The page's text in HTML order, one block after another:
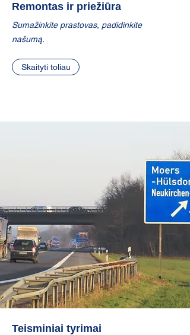
Remontas ir priežiūra
Sumažinkite prastovas, padidinkite
našumą.
Skaityti toliau
Teisminiai tyrimai